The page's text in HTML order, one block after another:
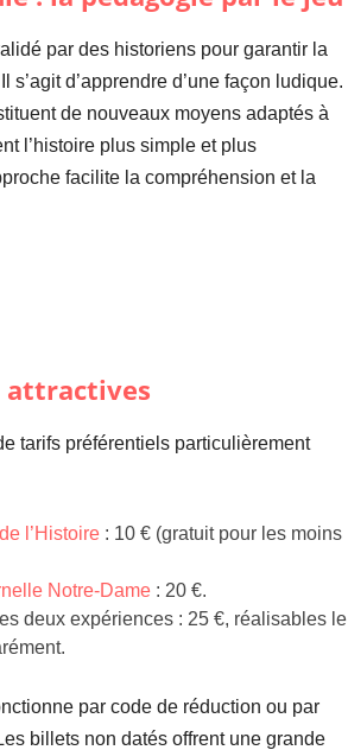
par des historiens pour garantir la
s’agit d’apprendre d’une façon ludique.
de nouveaux moyens adaptés à
l’histoire plus simple et plus
facilite la compréhension et la
attractives
tarifs préférentiels particulièrement
l’Histoire : 10 € (gratuit pour les moins
Notre-Dame : 20 €.
deux expériences : 25 €, réalisables le
par code de réduction ou par
billets non datés offrent une grande